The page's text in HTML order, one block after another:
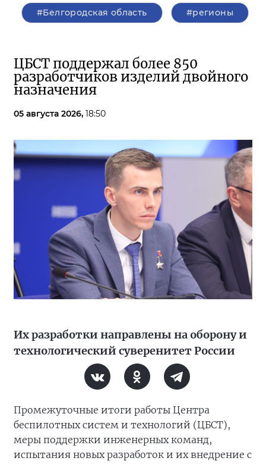
#Белгородская область #регионы
ЦБСТ поддержал более 850
разработчиков изделий двойного
назначения
05 августа 2026, 18:50
Их разработки направлены на оборону и
технологический суверенитет России
Промежуточные итоги работы Центра
беспилотных систем и технологий (ЦБСТ),
меры поддержки инженерных команд,
испытания новых разработок и их внедрение с